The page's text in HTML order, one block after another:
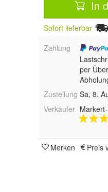
In
Sofort lieferbar
Zahlung
per
Zustellung Sa, 8.
Verkäufer
Merken Preis